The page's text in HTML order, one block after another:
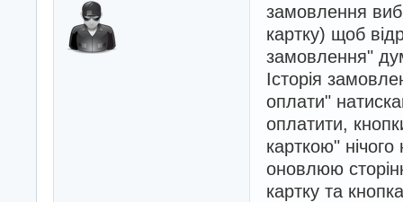
замовлення
картку) щоб
замовлення"
Історія
оплати"
оплатити,
карткою"
оновлюю
картку та